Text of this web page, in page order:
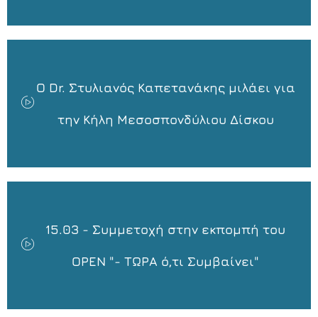
Ο Dr. Στυλιανός Καπετανάκης μιλάει για
την Κήλη Μεσοσπονδύλιου Δίσκου
15.03 - Συμμετοχή στην εκπομπή του
OPEN "- ΤΩΡΑ ό,τι Συμβαίνει"